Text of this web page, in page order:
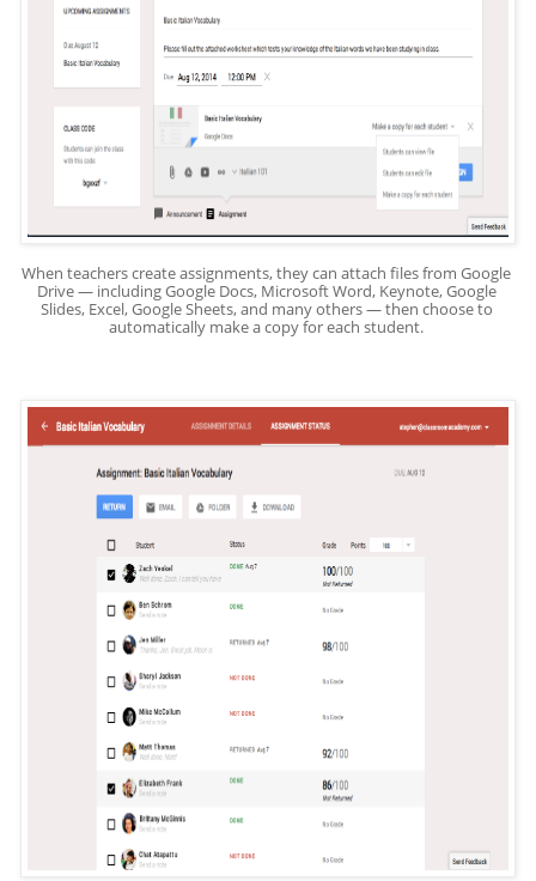
When teachers create assignments, they can attach files from Google
Drive — including Google Docs, Microsoft Word, Keynote, Google
Slides, Excel, Google Sheets, and many others — then choose to
automatically make a copy for each student.